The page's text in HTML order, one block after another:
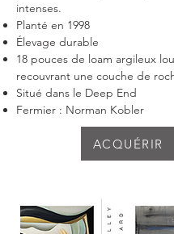
intenses.
Planté en 1998
Élevage durable
18 pouces de loam argileux
recouvrant une couche de
Situé dans le Deep End
Fermier : Norman Kobler
ACQUÉRIR